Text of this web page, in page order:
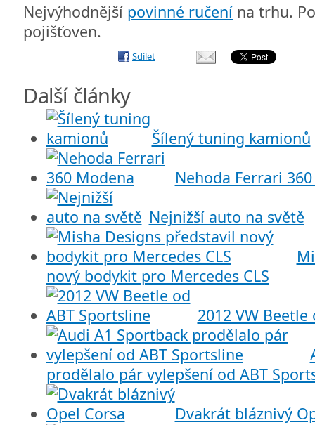
Nejvýhodnější povinné ručení na trhu.
pojišťoven.
Sdílet
Další články
Šílený tuning kamionů
Nehoda Ferrari
Nejnižší auto na světě
nový bodykit pro Mercedes CLS
2012 VW
prodělalo pár vylepšení od ABT
Dvakrát bláznivý